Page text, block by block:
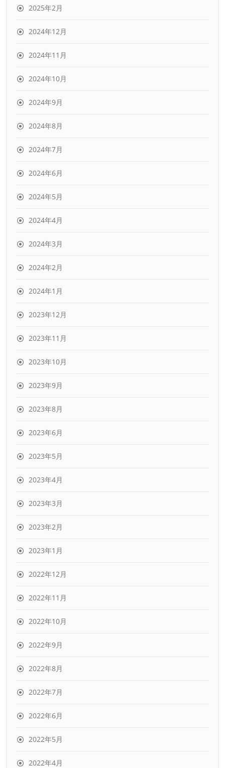
2025年2月
2024年12月
2024年11月
2024年10月
2024年9月
2024年8月
2024年7月
2024年6月
2024年5月
2024年4月
2024年3月
2024年2月
2024年1月
2023年12月
2023年11月
2023年10月
2023年9月
2023年8月
2023年6月
2023年5月
2023年4月
2023年3月
2023年2月
2023年1月
2022年12月
2022年11月
2022年10月
2022年9月
2022年8月
2022年7月
2022年6月
2022年5月
2022年4月